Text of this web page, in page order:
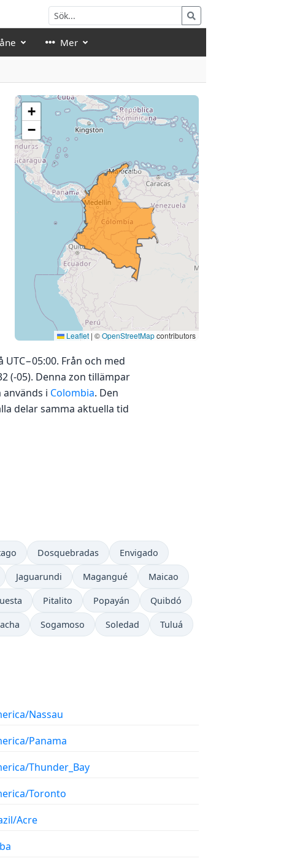
Mer
+
−
Leaflet | ©OpenStreetMapcontributors
Från och med
(-05). Denna zon tillämpar
i Colombia. Den
delar samma aktuella tid
Dosquebradas Envigado
Jaguarundi Magangué Maicao
Pitalito Popayán Quibdó
Sogamoso Soledad Tuluá
Nassau
Panama
Thunder_Bay
Toronto
Acre